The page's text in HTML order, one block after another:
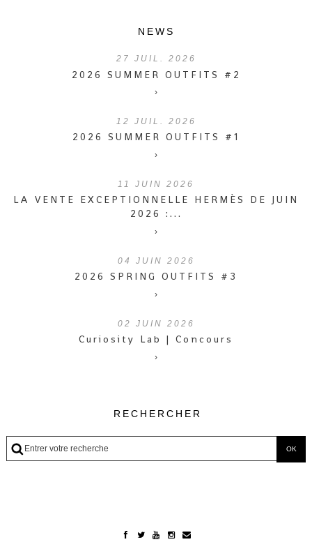
NEWS
27 JUIL. 2026
2026 SUMMER OUTFITS #2
›
12 JUIL. 2026
2026 SUMMER OUTFITS #1
›
11 JUIN 2026
LA VENTE EXCEPTIONNELLE HERMÈS DE JUIN
2026 :...
›
04 JUIN 2026
2026 SPRING OUTFITS #3
›
02 JUIN 2026
Curiosity Lab | Concours
›
RECHERCHER